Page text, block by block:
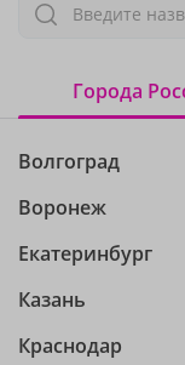
Введите
Города
Волгоград
Воронеж
Екатеринбург
Казань
Краснодар